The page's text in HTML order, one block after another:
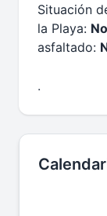
Situación
la Playa: No
asfaltado:
.